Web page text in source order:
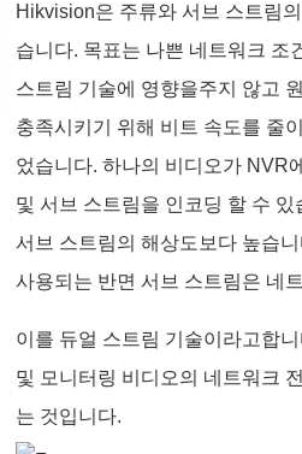
Hikvision은 주류와 서브 스트림
습니다. 목표는 나쁜 네트워크 조
스트림 기술에 영향을주지 않고
충족시키기 위해 비트 속도를 줄
었습니다. 하나의 비디오가 NVR
및 서브 스트림을 인코딩 할 수
서브 스트림의 해상도보다 높습
사용되는 반면 서브 스트림은 네
이를 듀얼 스트림 기술이라고합
및 모니터링 비디오의 네트워크
는 것입니다.